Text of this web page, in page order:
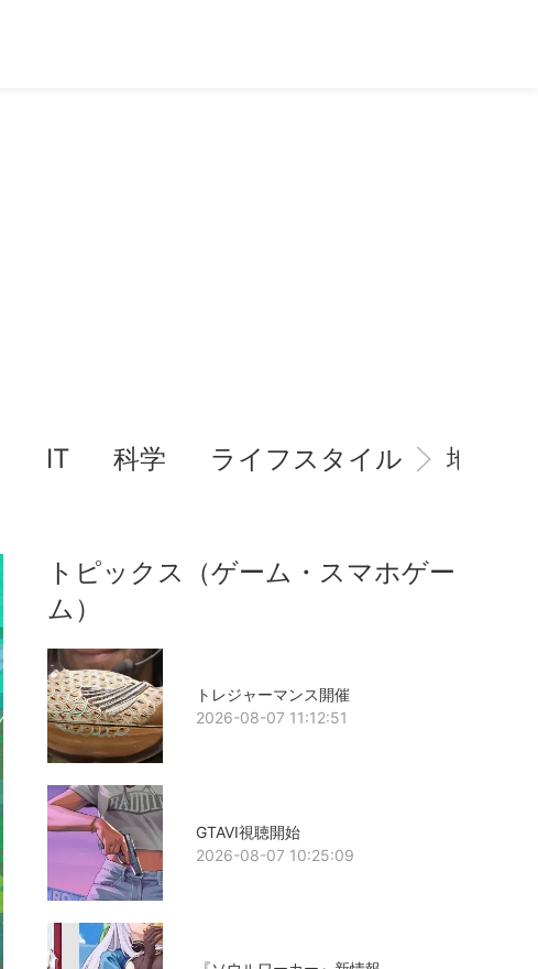
IT 科学 ライフスタイル 地域情
トピックス（ゲーム・スマホゲー
ム）
トレジャーマンス開催
2026-08-07 11:12:51
GTAVI視聴開始
2026-08-07 10:25:09